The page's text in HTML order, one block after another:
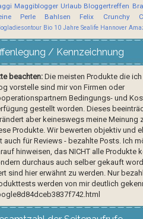
Maggiblogger Urlaub Bloggertreffen
Perle
Bahlsen Felix Crunchy
Bio 10 Jahre Sealife Hannover
/ Kennzeichnung
beachten:Die meisten Produkte die
vorstelle sind mir von Firmen oder
Bedingungs- und
gestellt worden. Dieses
aber keineswegs meine Meinung
Produkte. Wir bewerten objektiv und
auch für Reviews - bezahlte Posts. Ich
hinweisen, das NICHT alle Produkte
durchaus auch selber gekauft
sind hier erwähnt zu werden. Nur
werden von mir deutlich